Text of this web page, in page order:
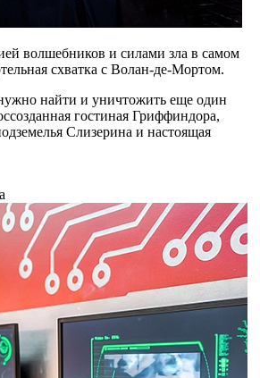
волшебников и силами зла в самом
схватка с Волан-де-Мортом.
найти и уничтожить еще один
гостиная Гриффиндора,
Слизерина и настоящая